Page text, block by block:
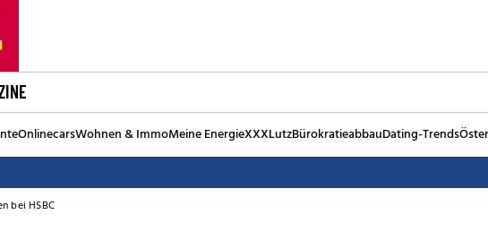
OnlinecarsWohnen & ImmoMeine EnergieXXXLutzBürokratieabbauDating-Trends
bei HSBC